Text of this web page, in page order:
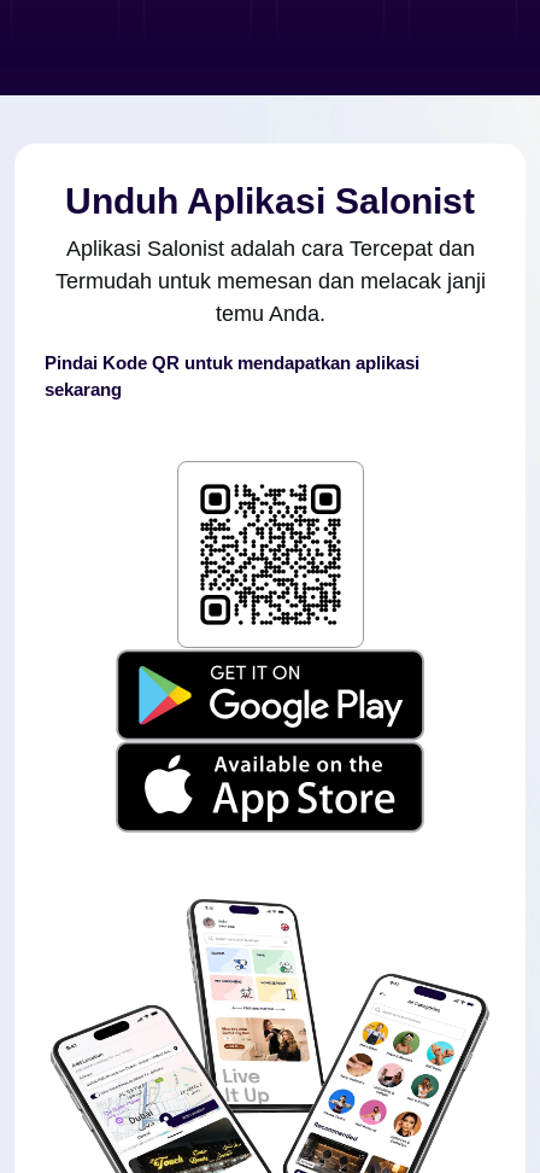
Unduh Aplikasi Salonist
Aplikasi Salonist adalah cara Tercepat dan
Termudah untuk memesan dan melacak janji
temu Anda.
Pindai Kode QR untuk mendapatkan aplikasi
sekarang